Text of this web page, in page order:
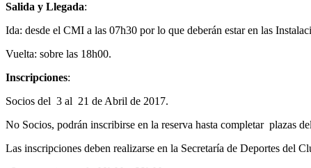
Salida y Llegada:
Ida: desde el CMI a las 07h30 por lo que deberán estar en las
Vuelta: sobre las 18h00.
Inscripciones:
Socios del 3 al 21 de Abril de 2017.
No Socios, podrán inscribirse en la reserva hasta completar plazas
Las inscripciones deben realizarse en la Secretaría de Deportes del